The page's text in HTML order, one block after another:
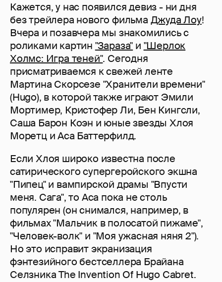
Кажется, у нас появился девиз - ни дня
без трейлера нового фильма Джуда Лоу!
Вчера и позавчера мы знакомились с
роликами картин "Зараза" и "Шерлок
Холмс: Игра теней". Сегодня
присматриваемся к свежей ленте
Мартина Скорсезе "Хранители времени"
(Hugo), в которой также играют Эмили
Мортимер, Кристофер Ли, Бен Кингсли,
Саша Барон Коэн и юные звезды Хлоя
Моретц и Аса Баттерфилд.
Если Хлоя широко известна после
сатирического супергеройского экшна
"Пипец" и вампирской драмы "Впусти
меня. Сага", то Аса пока не столь
популярен (он снимался, например, в
фильмах "Мальчик в полосатой пижаме",
"Человек-волк" и "Моя ужасная няня 2").
Но это исправит экранизация
фэнтезийного бестселлера Брайана
Селзника The Invention Of Hugo Cabret.